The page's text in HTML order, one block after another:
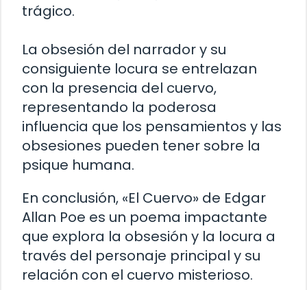
trágico.
La obsesión del narrador y su
consiguiente locura se entrelazan
con la presencia del cuervo,
representando la poderosa
influencia que los pensamientos y las
obsesiones pueden tener sobre la
psique humana.
En conclusión, «El Cuervo» de Edgar
Allan Poe es un poema impactante
que explora la obsesión y la locura a
través del personaje principal y su
relación con el cuervo misterioso.